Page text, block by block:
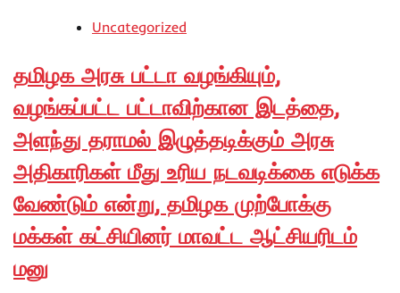
Uncategorized
தமிழக அரசு பட்டா வழங்கியும்,
வழங்கப்பட்ட பட்டாவிற்கான இடத்தை,
அளந்து தராமல் இழுத்தடிக்கும் அரசு
அதிகாரிகள் மீது உரிய நடவடிக்கை எடுக்க
வேண்டும் என்று, தமிழக முற்போக்கு
மக்கள் கட்சியினர் மாவட்ட ஆட்சியரிடம்
மனு